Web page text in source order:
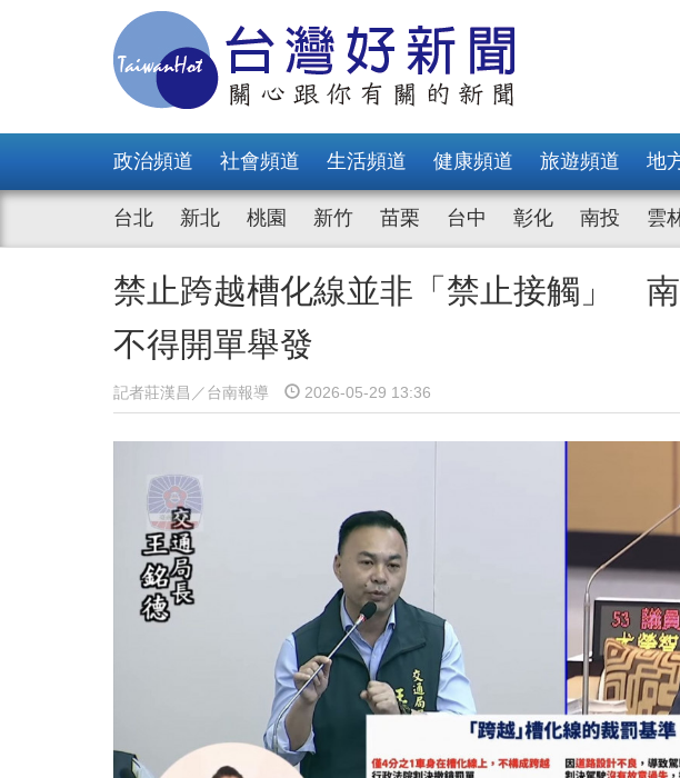
政治頻道 社會頻道 生活頻道 健康頻道 旅遊頻道 地
台北 新北 桃園 新竹 苗栗 台中 彰化 南投 雲
禁止跨越槽化線並非「禁止接觸」
不得開單舉發
記者莊漢昌／台南報導 2026-05-29 13:36